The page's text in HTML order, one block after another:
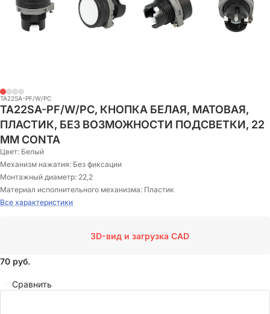
TA22SA-PF/W/PC
TA22SA-PF/W/PC, КНОПКА БЕЛАЯ, МАТОВАЯ,
ПЛАСТИК, БЕЗ ВОЗМОЖНОСТИ ПОДСВЕТКИ, 22
ММ CONTA
Цвет: Белый
Механизм нажатия: Без фиксации
Монтажный диаметр: 22,2
Материал исполнительного механизма: Пластик
Все характеристики
3D-вид и загрузка CAD
70 руб.
Сравнить